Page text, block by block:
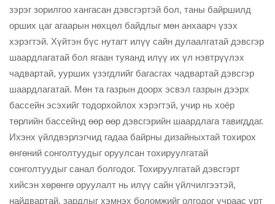
зэрэг зорилгоо хангасан дэвсгэртэй бол, таны байршилд
орших цаг агаарын нөхцөл байдлыг мөн анхаарч үзэх
хэрэгтэй. Хүйтэн бүс нутагт илүү сайн дулаалгатай дэвсгэр
шаардлагатай бол ягаан туяанд илүү их үл нэвтрүүлэх
чадвартай, уурших үзэгдлийг багасгах чадвартай дэвсгэр
шаардлагатай. Мөн та газрын доорх эсвэл газрын дээрх
бассейн эсэхийг тодорхойлох хэрэгтэй, учир нь хоёр
төрлийн бассейнд өөр өөр дэвсгэрийн шаардлага тавигддаг.
Ихэнх үйлдвэрлэгчид гадаа байрны дизайныхтай тохирох
өнгөний сонголтуудыг оруулсан тохируулгатай
сонголтуудыг санал болгодог. Тохируулгатай дэвсгэрт
хийсэн хөрөнгө оруулалт нь илүү сайн үйлчилгээтэй,
найдвартай, зардлыг хэмнэх боломжийг олгодог учраас урт